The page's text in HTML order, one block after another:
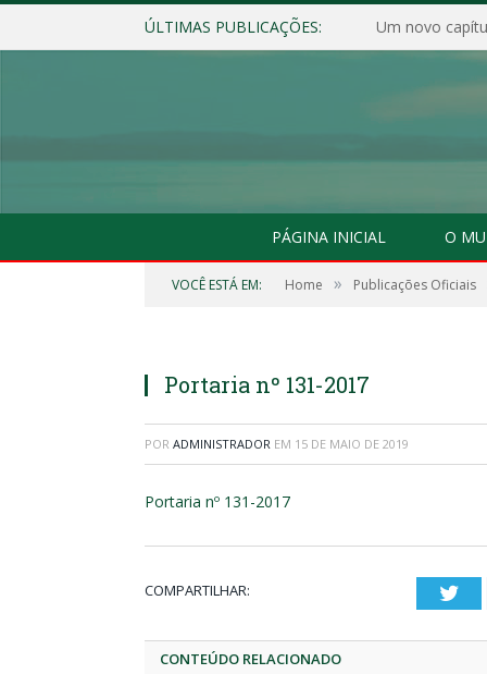
ÚLTIMAS PUBLICAÇÕES: Um novo
PÁGINA INICIAL O
VOCÊ ESTÁ EM: Home » Publicações Oficiais
Portaria nº 131-2017
POR ADMINISTRADOR EM 15 DE MAIO DE 2019
Portaria nº 131-2017
COMPARTILHAR:
CONTEÚDO RELACIONADO